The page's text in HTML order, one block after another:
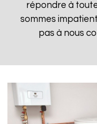
répondre à
sommes
pas à nous